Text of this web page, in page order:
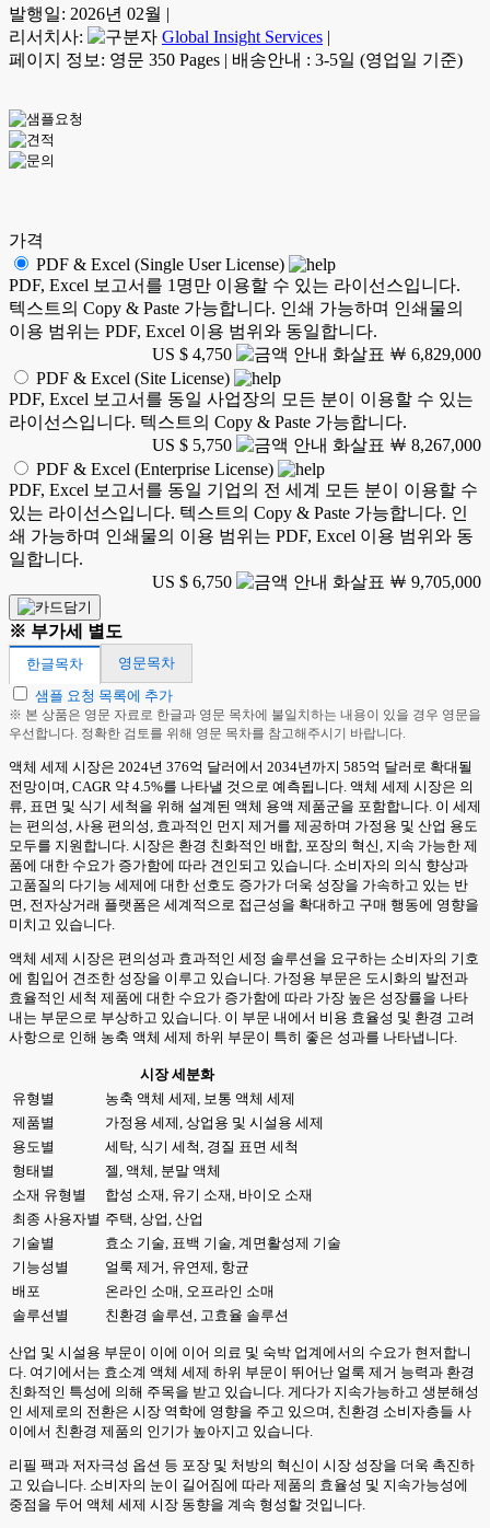
발행일: 2026년 02월 |
리서치사:
Global Insight Services |
페이지 정보: 영문 350 Pages | 배송안내 : 3-5일 (영업일 기준)
가격
PDF & Excel (Single User License)
PDF, Excel 보고서를 1명만 이용할 수 있는 라이선스입니다.
텍스트의 Copy & Paste 가능합니다. 인쇄 가능하며 인쇄물의
이용 범위는 PDF, Excel 이용 범위와 동일합니다.
US $ 4,750
￦ 6,829,000
PDF & Excel (Site License)
PDF, Excel 보고서를 동일 사업장의 모든 분이 이용할 수 있는
라이선스입니다. 텍스트의 Copy & Paste 가능합니다.
US $ 5,750
￦ 8,267,000
PDF & Excel (Enterprise License)
PDF, Excel 보고서를 동일 기업의 전 세계 모든 분이 이용할 수
있는 라이선스입니다. 텍스트의 Copy & Paste 가능합니다. 인
쇄 가능하며 인쇄물의 이용 범위는 PDF, Excel 이용 범위와 동
일합니다.
US $ 6,750
￦ 9,705,000
※ 부가세 별도
한글목차
영문목차
샘플 요청 목록에 추가
※ 본 상품은 영문 자료로 한글과 영문 목차에 불일치하는 내용이 있을 경우 영문을
우선합니다. 정확한 검토를 위해 영문 목차를 참고해주시기 바랍니다.
액체 세제 시장은 2024년 376억 달러에서 2034년까지 585억 달러로 확대될
전망이며, CAGR 약 4.5%를 나타낼 것으로 예측됩니다. 액체 세제 시장은 의
류, 표면 및 식기 세척을 위해 설계된 액체 용액 제품군을 포함합니다. 이 세제
는 편의성, 사용 편의성, 효과적인 먼지 제거를 제공하며 가정용 및 산업 용도
모두를 지원합니다. 시장은 환경 친화적인 배합, 포장의 혁신, 지속 가능한 제
품에 대한 수요가 증가함에 따라 견인되고 있습니다. 소비자의 의식 향상과
고품질의 다기능 세제에 대한 선호도 증가가 더욱 성장을 가속하고 있는 반
면, 전자상거래 플랫폼은 세계적으로 접근성을 확대하고 구매 행동에 영향을
미치고 있습니다.
액체 세제 시장은 편의성과 효과적인 세정 솔루션을 요구하는 소비자의 기호
에 힘입어 견조한 성장을 이루고 있습니다. 가정용 부문은 도시화의 발전과
효율적인 세척 제품에 대한 수요가 증가함에 따라 가장 높은 성장률을 나타
내는 부문으로 부상하고 있습니다. 이 부문 내에서 비용 효율성 및 환경 고려
사항으로 인해 농축 액체 세제 하위 부문이 특히 좋은 성과를 나타냅니다.
시장 세분화
유형별
농축 액체 세제, 보통 액체 세제
제품별
가정용 세제, 상업용 및 시설용 세제
용도별
세탁, 식기 세척, 경질 표면 세척
형태별
젤, 액체, 분말 액체
소재 유형별
합성 소재, 유기 소재, 바이오 소재
최종 사용자별 주택, 상업, 산업
기술별
효소 기술, 표백 기술, 계면활성제 기술
기능성별
얼룩 제거, 유연제, 항균
배포
온라인 소매, 오프라인 소매
솔루션별
친환경 솔루션, 고효율 솔루션
산업 및 시설용 부문이 이에 이어 의료 및 숙박 업계에서의 수요가 현저합니
다. 여기에서는 효소계 액체 세제 하위 부문이 뛰어난 얼룩 제거 능력과 환경
친화적인 특성에 의해 주목을 받고 있습니다. 게다가 지속가능하고 생분해성
인 세제로의 전환은 시장 역학에 영향을 주고 있으며, 친환경 소비자층들 사
이에서 친환경 제품의 인기가 높아지고 있습니다.
리필 팩과 저자극성 옵션 등 포장 및 처방의 혁신이 시장 성장을 더욱 촉진하
고 있습니다. 소비자의 눈이 길어짐에 따라 제품의 효율성 및 지속가능성에
중점을 두어 액체 세제 시장 동향을 계속 형성할 것입니다.